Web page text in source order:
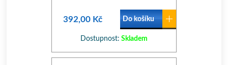
392,00 Kč Do košíku
Dostupnost: Skladem